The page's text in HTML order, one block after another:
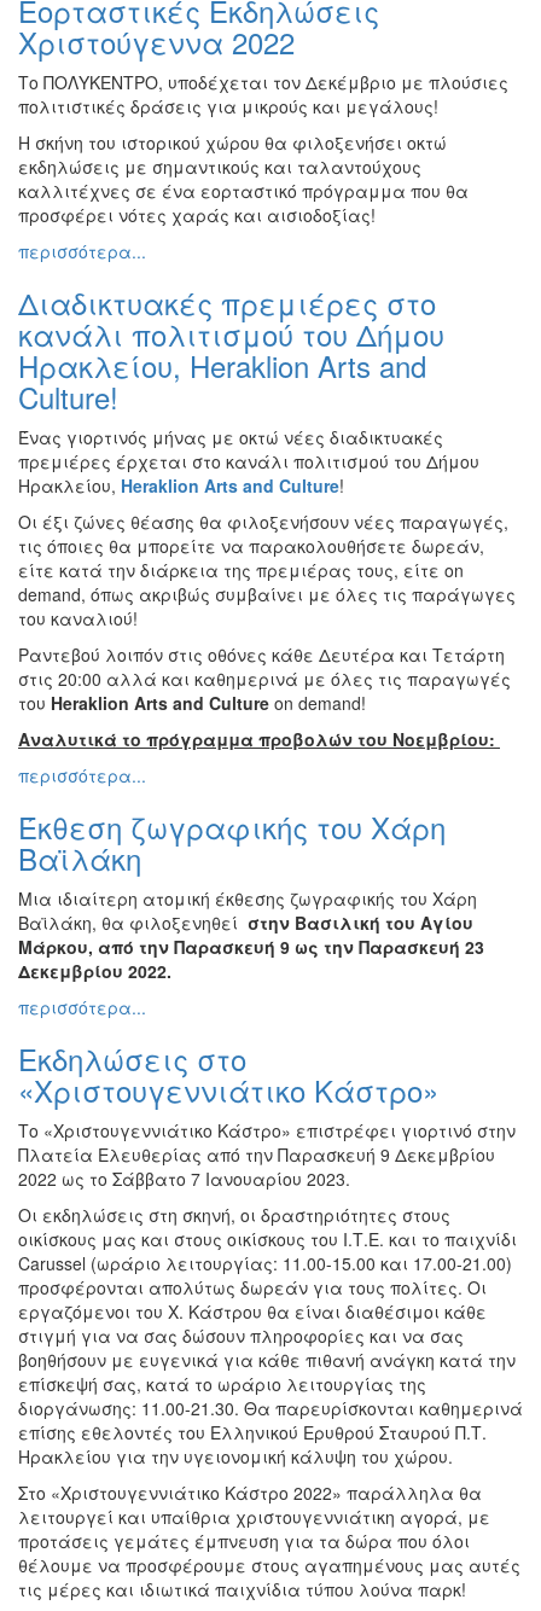
Ζωγραφική
Φωτογραφία
Τραγούδι
Κινηματογράφος
Χορός
Ειδών
Συνέδρια
Ημερίδες
-
Σεμινάρια-
Διαλέξεις-
Διάφορες
Εκθέσεις
Εκδηλώσεις
για
Παιδιά
Άλλες
Εκδηλώσεις
ΤΟΠΟΣ
ΜΑΣ
ΔΗΜΟΣ
ΑΝΘΕΚΤΙΚΗ
ΠΟΛΗ
Εορταστικές Εκδηλώσεις
Χριστούγεννα 2022
Το ΠΟΛΥΚΕΝΤΡΟ, υποδέχεται τον Δεκέμβριο με πλούσιες
πολιτιστικές δράσεις για μικρούς και μεγάλους!
Η σκήνη του ιστορικού χώρου θα φιλοξενήσει οκτώ
εκδηλώσεις με σημαντικούς και ταλαντούχους
καλλιτέχνες σε ένα εορταστικό πρόγραμμα που θα
προσφέρει νότες χαράς και αισιοδοξίας!
περισσότερα...
Διαδικτυακές πρεμιέρες στο
κανάλι πολιτισμού του Δήμου
Ηρακλείου, Heraklion Arts and
Culture!
Ένας γιορτινός μήνας με οκτώ νέες διαδικτυακές
πρεμιέρες έρχεται στο κανάλι πολιτισμού του Δήμου
Ηρακλείου, Heraklion Arts and Culture!
Οι έξι ζώνες θέασης θα φιλοξενήσουν νέες παραγωγές,
τις όποιες θα μπορείτε να παρακολουθήσετε δωρεάν,
είτε κατά την διάρκεια της πρεμιέρας τους, είτε on
demand, όπως ακριβώς συμβαίνει με όλες τις παράγωγες
του καναλιού!
Ραντεβού λοιπόν στις οθόνες κάθε Δευτέρα και Τετάρτη
στις 20:00 αλλά και καθημερινά με όλες τις παραγωγές
του Heraklion Arts and Culture on demand!
Αναλυτικά το πρόγραμμα προβολών του Νοεμβρίου:
περισσότερα...
Έκθεση ζωγραφικής του Χάρη
Βαϊλάκη
Μια ιδιαίτερη ατομική έκθεσης ζωγραφικής του Χάρη
Βαϊλάκη, θα φιλοξενηθεί στην Βασιλική του Αγίου
Μάρκου, από την Παρασκευή 9 ως την Παρασκευή 23
Δεκεμβρίου 2022.
περισσότερα...
Εκδηλώσεις στο
«Χριστουγεννιάτικο Κάστρο»
Το «Χριστουγεννιάτικο Κάστρο» επιστρέφει γιορτινό στην
Πλατεία Ελευθερίας από την Παρασκευή 9 Δεκεμβρίου
2022 ως το Σάββατο 7 Ιανουαρίου 2023.
Οι εκδηλώσεις στη σκηνή, οι δραστηριότητες στους
οικίσκους μας και στους οικίσκους του Ι.Τ.Ε. και το παιχνίδι
Carussel (ωράριο λειτουργίας: 11.00-15.00 και 17.00-21.00)
προσφέρονται απολύτως δωρεάν για τους πολίτες. Οι
εργαζόμενοι του Χ. Κάστρου θα είναι διαθέσιμοι κάθε
στιγμή για να σας δώσουν πληροφορίες και να σας
βοηθήσουν με ευγενικά για κάθε πιθανή ανάγκη κατά την
επίσκεψή σας, κατά το ωράριο λειτουργίας της
διοργάνωσης: 11.00-21.30. Θα παρευρίσκονται καθημερινά
επίσης εθελοντές του Ελληνικού Ερυθρού Σταυρού Π.Τ.
Ηρακλείου για την υγειονομική κάλυψη του χώρου.
Στο «Χριστουγεννιάτικο Κάστρο 2022» παράλληλα θα
λειτουργεί και υπαίθρια χριστουγεννιάτικη αγορά, με
προτάσεις γεμάτες έμπνευση για τα δώρα που όλοι
θέλουμε να προσφέρουμε στους αγαπημένους μας αυτές
τις μέρες και ιδιωτικά παιχνίδια τύπου λούνα παρκ!